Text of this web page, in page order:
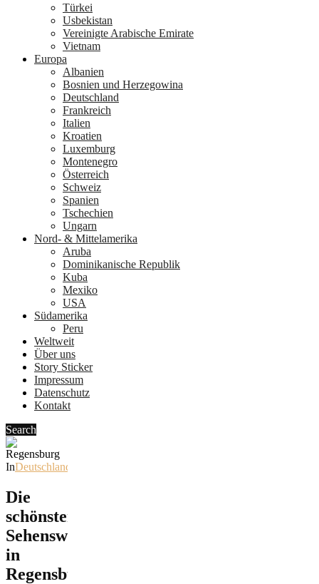
Türkei
Usbekistan
Vereinigte Arabische Emirate
Vietnam
Europa
Albanien
Bosnien und Herzegowina
Deutschland
Frankreich
Italien
Kroatien
Luxemburg
Montenegro
Österreich
Schweiz
Spanien
Tschechien
Ungarn
Nord- & Mittelamerika
Aruba
Dominikanische Republik
Kuba
Mexiko
USA
Südamerika
Peru
Weltweit
Über uns
Story Sticker
Impressum
Datenschutz
Kontakt
Search
InDeutschland
Die
schönsten
Sehenswürdigkeiten
in
Regensburg